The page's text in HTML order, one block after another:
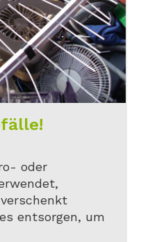
oder
entsorgen, um